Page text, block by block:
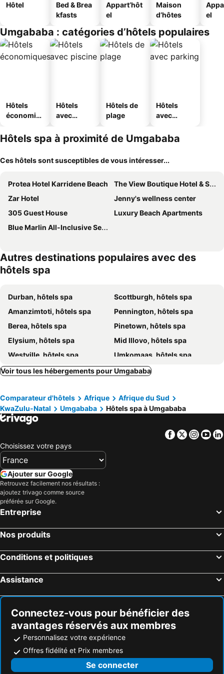
Hôtel
Bed & Brea
kfasts
Appart’hôt
el
Maison
d’hôtes
el
Umgababa : catégories d’hôtels populaires
Hôtels
économiq
Hôtels
avec
Hôtels de
plage
Hôtels
avec
Hôtels spa à proximité de Umgababa
Ces hôtels sont susceptibles de vous intéresser...
Protea Hotel Karridene Beach
The View Boutique Hotel & Spa
Zar Hotel
Jenny's wellness center
305 Guest House
Luxury Beach Apartments
Blue Marlin All-Inclusive Seascape by Dream Resorts
Autres destinations populaires avec des
hôtels spa
Durban, hôtels spa
Scottburgh, hôtels spa
Amanzimtoti, hôtels spa
Pennington, hôtels spa
Berea, hôtels spa
Pinetown, hôtels spa
Elysium, hôtels spa
Mid Illovo, hôtels spa
Westville, hôtels spa
Umkomaas, hôtels spa
Hillcrest, hôtels spa
Warner Beach, hôtels spa
Voir tous les hébergements pour Umgababa
Comparateur d'hôtels Afrique
Afrique du Sud
KwaZulu-Natal
Umgababa Hôtels spa à Umgababa
Facebook
Twitter
Choisissez votre pays
Ajouter sur Google
Retrouvez facilement nos résultats :
ajoutez trivago comme source
préférée sur Google.
Entreprise
Nos produits
Conditions et politiques
Assistance
Connectez-vous pour bénéficier des
avantages réservés aux membres
Personnalisez votre expérience
Offres fidélité et Prix membres
Se connecter